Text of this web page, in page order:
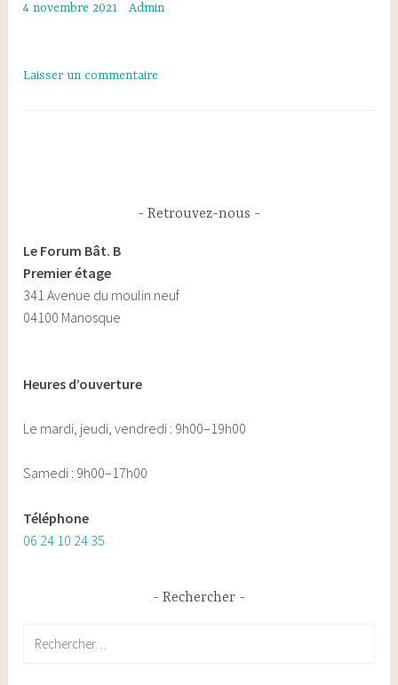
4 novembre 2021 Admin
Laisser un commentaire
Retrouvez-nous
Le Forum Bât. B
Premier étage
341 Avenue du moulin neuf
04100 Manosque
Heures d’ouverture
Le mardi, jeudi, vendredi : 9h00–19h00
Samedi : 9h00–17h00
Téléphone
06 24 10 24 35
Rechercher